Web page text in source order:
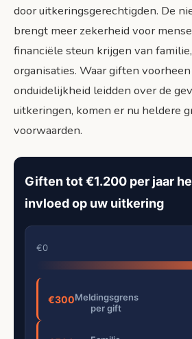
door uitkeringsgerechtigden. De
brengt meer zekerheid voor
financiële steun krijgen van
organisaties. Waar giften
onduidelijkheid leidden over de
uitkeringen, komen er nu heldere
voorwaarden.
Giften tot €1.200 per jaar
invloed op uw uitkering
€0
€300Meldingsgrens
per gift